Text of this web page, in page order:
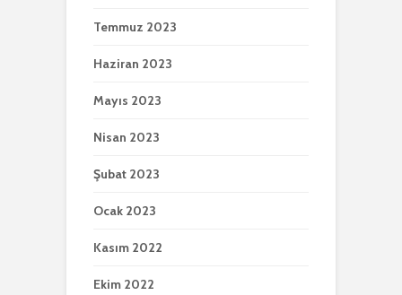
Temmuz 2023
Haziran 2023
Mayıs 2023
Nisan 2023
Şubat 2023
Ocak 2023
Kasım 2022
Ekim 2022